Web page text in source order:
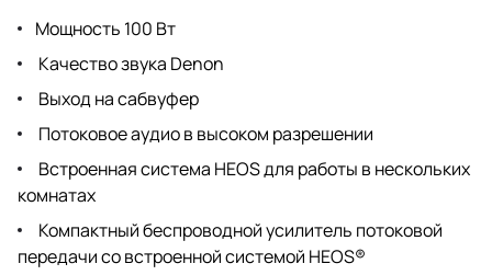
Мощность 100 Вт
Качество звука Denon
Выход на сабвуфер
Потоковое аудио в высоком разрешении
Встроенная система HEOS для работы в нескольких
комнатах
Компактный беспроводной усилитель потоковой
передачи со встроенной системой HEOS®